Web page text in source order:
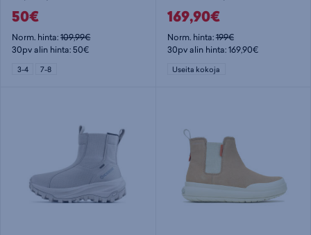
50€
Norm. hinta:109,99€
30pv alin hinta: 50€
3-4 7-8
169,90€
Norm. hinta:199€
30pv alin hinta: 169,90€
Useita kokoja